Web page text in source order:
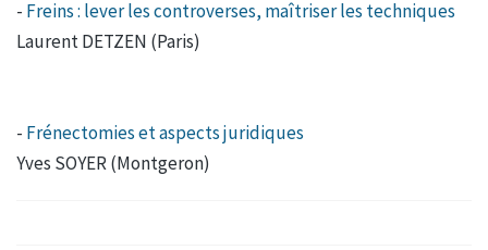
- Freins : lever les controverses, maîtriser les techniques
Laurent DETZEN (Paris)
- Frénectomies et aspects juridiques
Yves SOYER (Montgeron)